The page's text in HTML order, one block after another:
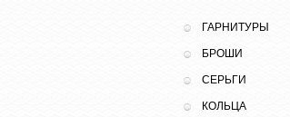
ГАРНИТУРЫ
БРОШИ
СЕРЬГИ
КОЛЬЦА